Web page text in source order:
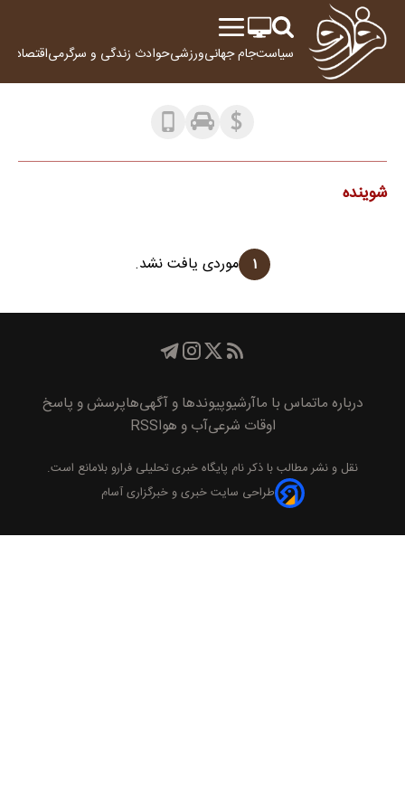
سیاستجام جهانیورزشیحوادث زندگی و سرگرمیاقتصاد
شوینده
۱ موردی یافت نشد.
درباره ماتماس با ماآرشیوپیوند‌ها و آگهی‌هاپرسش و پاسخ
اوقات شرعیآب و هواRSS
نقل و نشر مطالب با ذکر نام پايگاه خبری تحليلی فراروبلامانع است.
طراحی سایت خبری و خبرگزاری آسام